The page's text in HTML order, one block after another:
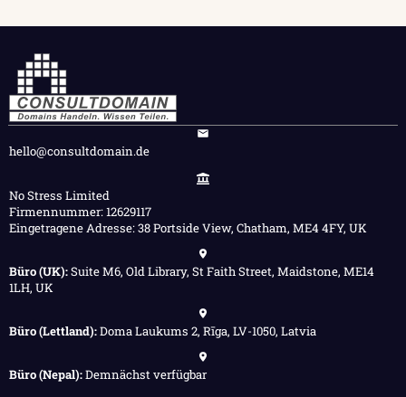
hello@consultdomain.de
No Stress Limited
Firmennummer: 12629117
Eingetragene Adresse: 38 Portside View, Chatham, ME4 4FY, UK
Büro (UK):Suite M6, Old Library, St Faith Street, Maidstone, ME14
1LH, UK
Büro (Lettland):Doma Laukums 2, Rīga, LV-1050, Latvia
Büro (Nepal):Demnächst verfügbar